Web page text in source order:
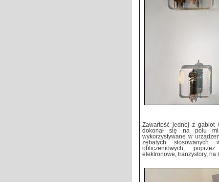
Zawartość jednej z gablot
dokonał się na polu
wykorzystywane w
zębatych stosowanych
obliczeniowych,
elektronowe, tranzystory,